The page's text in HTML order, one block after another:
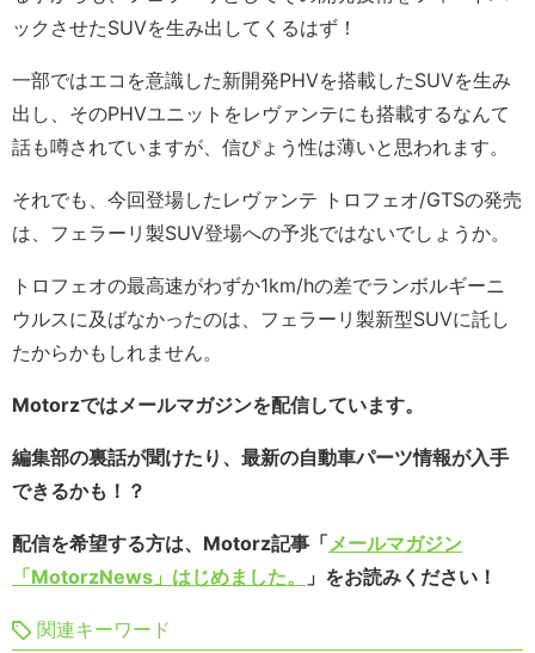
ックさせたSUVを生み出してくるはず！
一部ではエコを意識した新開発PHVを搭載したSUVを生み
出し、そのPHVユニットをレヴァンテにも搭載するなんて
話も噂されていますが、信ぴょう性は薄いと思われます。
それでも、今回登場したレヴァンテ トロフェオ/GTSの発売
は、フェラーリ製SUV登場への予兆ではないでしょうか。
トロフェオの最高速がわずか1km/hの差でランボルギーニ
ウルスに及ばなかったのは、フェラーリ製新型SUVに託し
たからかもしれません。
Motorzではメールマガジンを配信しています。
編集部の裏話が聞けたり、最新の自動車パーツ情報が入手
できるかも！？
配信を希望する方は、Motorz記事「メールマガジン
「MotorzNews」はじめました。
」をお読みください！
関連キーワード